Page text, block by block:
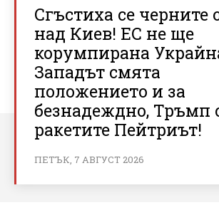
Сгъстиха се черните
над Киев! ЕС не ще
корумпирана
Западът смята
положението и за
безнадеждно, Тръмп
ракетите Пейтриът!
ПЕТЪК, 7 АВГУСТ 2026